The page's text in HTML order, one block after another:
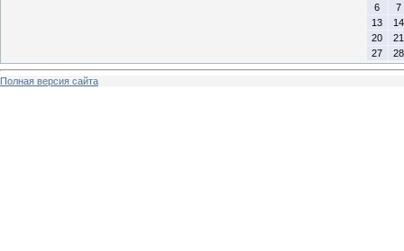
6
7
13
14
20
21
27
28
Полная версия сайта